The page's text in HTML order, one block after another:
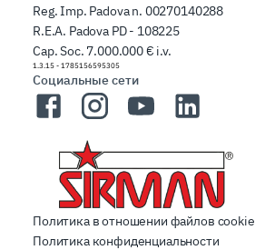
Reg. Imp. Padova n. 00270140288
R.E.A. Padova PD - 108225
Cap. Soc. 7.000.000 € i.v.
1.3.15 - 1785156595305
Социальные сети
FacebookInstagramYouTubeLinkedIn
Политика в отношении файлов cookie
Политика конфиденциальности